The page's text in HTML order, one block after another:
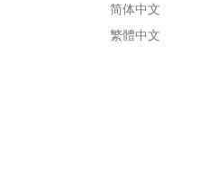
简体中文
繁體中文